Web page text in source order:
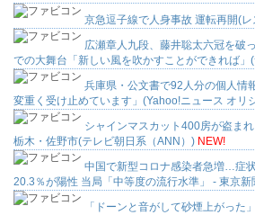
京急逗子線で人身事故 運転再開(
広瀬章人九段、藤井聡太六冠を
での大舞台「新しい風を吹かすことができれば」
兵庫県・公文書で92人分の個人
変重く受け止めています」(Yahoo!ニュース オリ
シャインマスカット400房が盗
栃木・佐野市(テレビ朝日系（ANN）) NEW!
中国で新型コロナ感染者急増…症
20.3％が陽性 当局「中等度の流行水準」 - 東京新
「ドーンと音がして砂煙上がった